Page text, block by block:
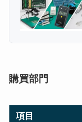
購買部門
項目